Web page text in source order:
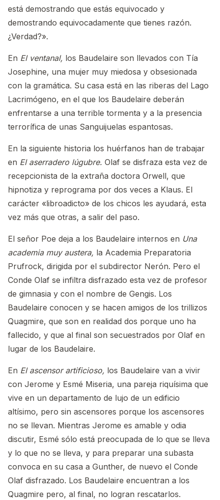
está demostrando que estás equivocado y
demostrando equivocadamente que tienes razón.
¿Verdad?».
En El ventanal, los Baudelaire son llevados con Tía
Josephine, una mujer muy miedosa y obsesionada
con la gramática. Su casa está en las riberas del Lago
Lacrimógeno, en el que los Baudelaire deberán
enfrentarse a una terrible tormenta y a la presencia
terrorífica de unas Sanguijuelas espantosas.
En la siguiente historia los huérfanos han de trabajar
en El aserradero lúgubre. Olaf se disfraza esta vez de
recepcionista de la extraña doctora Orwell, que
hipnotiza y reprograma por dos veces a Klaus. El
carácter «libroadicto» de los chicos les ayudará, esta
vez más que otras, a salir del paso.
El señor Poe deja a los Baudelaire internos en Una
academia muy austera, la Academia Preparatoria
Prufrock, dirigida por el subdirector Nerón. Pero el
Conde Olaf se infiltra disfrazado esta vez de profesor
de gimnasia y con el nombre de Gengis. Los
Baudelaire conocen y se hacen amigos de los trillizos
Quagmire, que son en realidad dos porque uno ha
fallecido, y que al final son secuestrados por Olaf en
lugar de los Baudelaire.
En El ascensor artificioso, los Baudelaire van a vivir
con Jerome y Esmé Miseria, una pareja riquísima que
vive en un departamento de lujo de un edificio
altísimo, pero sin ascensores porque los ascensores
no se llevan. Mientras Jerome es amable y odia
discutir, Esmé sólo está preocupada de lo que se lleva
y lo que no se lleva, y para preparar una subasta
convoca en su casa a Gunther, de nuevo el Conde
Olaf disfrazado. Los Baudelaire encuentran a los
Quagmire pero, al final, no logran rescatarlos.